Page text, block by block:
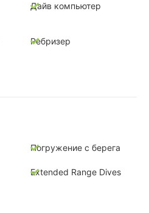
Дайв компьютер
Ребризер
Погружение с берега
Extended Range Dives